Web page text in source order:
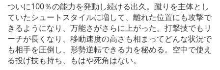
ついに100％の能力を発動し続ける出久。蹴りを主体とし
ていたシュートスタイルに増して、離れた位置にも攻撃で
きるようになり、万能さがさらに上がった。打撃技でもリ
ーチが長くなり、移動速度の高さも相まってどんな状況で
も相手を圧倒し、形勢逆転できる力を秘める。空中で使え
る投げ技も持ち、もはや死角はない。